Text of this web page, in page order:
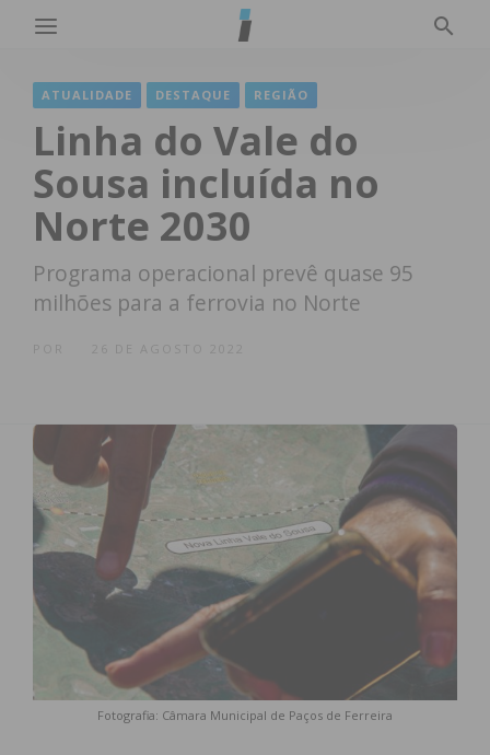
ATUALIDADE DESTAQUE REGIÃO
Linha do Vale do
Sousa incluída no
Norte 2030
Programa operacional prevê quase 95
milhões para a ferrovia no Norte
26 DE AGOSTO 2022
Fotografia: Câmara Municipal de Paços de Ferreira